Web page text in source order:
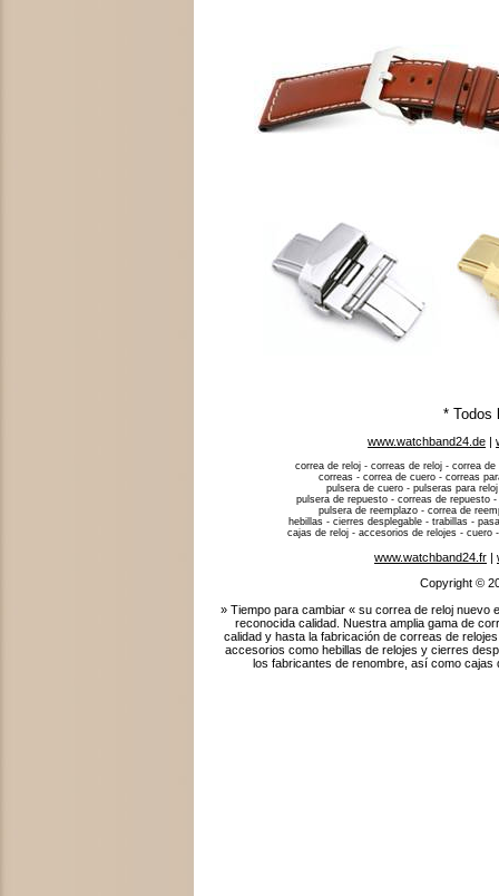
* Todos
www.watchband24.de |
correa de reloj - correas de reloj - correa
correas - correa de cuero - correas
pulsera de cuero - pulseras para
pulsera de repuesto - correas de repuesto
pulsera de reemplazo - correa de
hebillas - cierres desplegable - trabillas -
cajas de reloj - accesorios de relojes - cuero
www.watchband24.fr |
Copyright ©
» Tiempo para cambiar « su correa de reloj nuevo
reconocida calidad. Nuestra amplia gama de
calidad y hasta la fabricación de correas de
accesorios como hebillas de relojes y cierres
los fabricantes de renombre, así como